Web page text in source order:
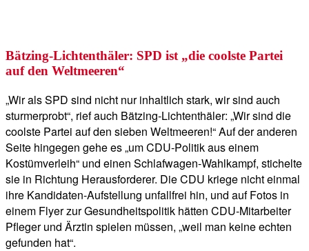
Bätzing-Lichtenthäler: SPD ist „die coolste Partei
auf den Weltmeeren“
„Wir als SPD sind nicht nur inhaltlich stark, wir sind auch
sturmerprobt“, rief auch Bätzing-Lichtenthäler: „Wir sind die
coolste Partei auf den sieben Weltmeeren!“ Auf der anderen
Seite hingegen gehe es „um CDU-Politik aus einem
Kostümverleih“ und einen Schlafwagen-Wahlkampf, stichelte
sie in Richtung Herausforderer. Die CDU kriege nicht einmal
ihre Kandidaten-Aufstellung unfallfrei hin, und auf Fotos in
einem Flyer zur Gesundheitspolitik hätten CDU-Mitarbeiter
Pfleger und Ärztin spielen müssen, „weil man keine echten
gefunden hat“.